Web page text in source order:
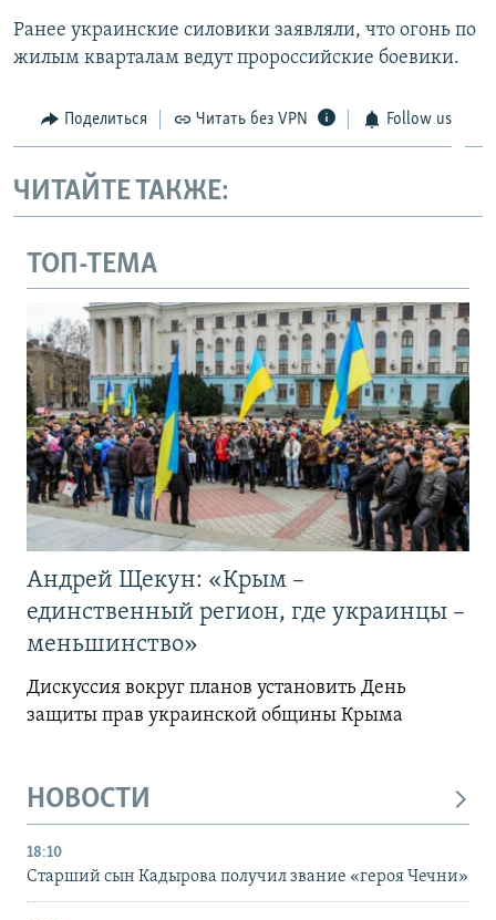
Ранее украинские силовики заявляли, что огонь по
жилым кварталам ведут пророссийские боевики.
Поделиться Читать без VPN Follow us
ЧИТАЙТЕ ТАКЖЕ:
ТОП-ТЕМА
Андрей Щекун: «Крым –
единственный регион, где украинцы –
меньшинство»
Дискуссия вокруг планов установить День
защиты прав украинской общины Крыма
НОВОСТИ
18:10
Старший сын Кадырова получил звание «героя Чечни»